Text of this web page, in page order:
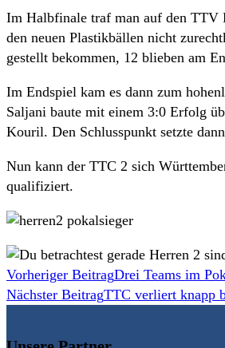
Im Halbfinale traf man auf den TTV
den neuen Plastikbällen nicht
gestellt bekommen, 12 blieben am
Im Endspiel kam es dann zum
Saljani baute mit einem 3:0 Erfolg
Kouril. Den Schlusspunkt setzte
Nun kann der TTC 2 sich
qualifiziert.
Weitere
Artikel
Vorheriger BeitragDrei Teams im
Nächster BeitragTTC verliert knapp